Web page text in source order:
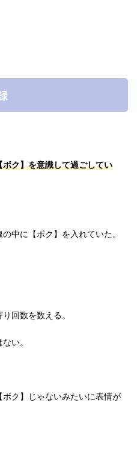
ボク】を意識して過ごしてい
の中に【ボク】を入れていた。
回数を数える。
い。
ク】じゃないみたいに表情が